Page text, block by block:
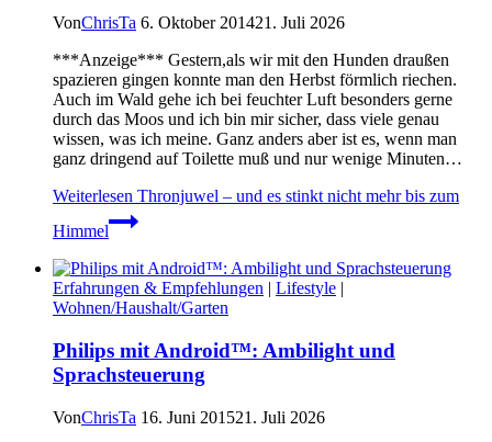
VonChrisTa 6. Oktober 201421. Juli 2026
***Anzeige*** Gestern,als wir mit den Hunden draußen
spazieren gingen konnte man den Herbst förmlich riechen.
Auch im Wald gehe ich bei feuchter Luft besonders gerne
durch das Moos und ich bin mir sicher, dass viele genau
wissen, was ich meine. Ganz anders aber ist es, wenn man
ganz dringend auf Toilette muß und nur wenige Minuten…
Weiterlesen Thronjuwel – und es stinkt nicht mehr bis zum
Himmel
Erfahrungen & Empfehlungen | Lifestyle |
Wohnen/Haushalt/Garten
Philips mit Android™: Ambilight und
Sprachsteuerung
VonChrisTa 16. Juni 201521. Juli 2026